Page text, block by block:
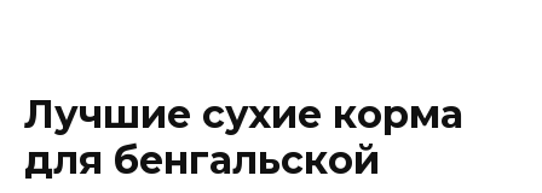
Лучшие сухие корма
для бенгальской